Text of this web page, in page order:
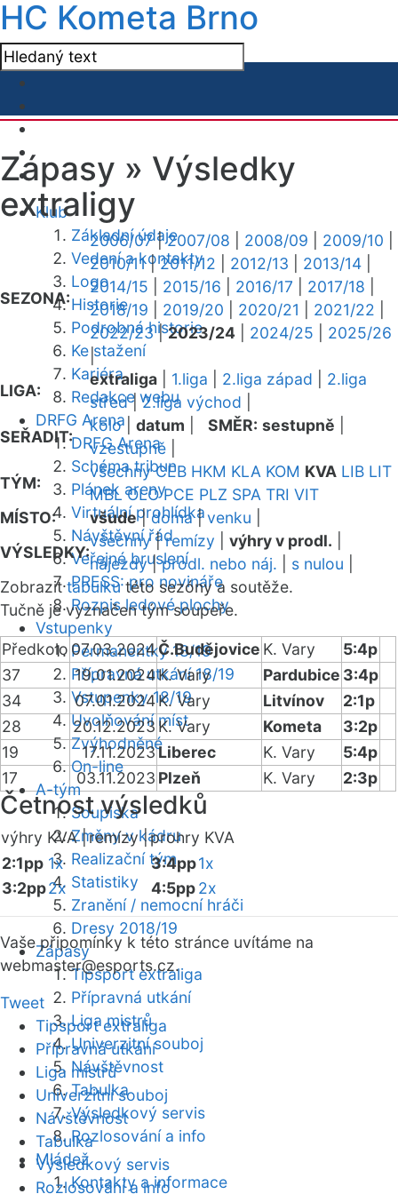
HC Kometa Brno
Klub
Základní údaje
Vedení a kontakty
Logo
Historie
Podrobná historie
Ke stažení
Kariéra
Redakce webu
DRFG Arena
DRFG Arena
Schéma tribun
Plánek areny
Virtuální prohlídka
Návštěvní řád
Veřejné bruslení
PRESS: pro novináře
Rozpis ledové plochy
Vstupenky
Permanentky 18/19
Přípravná utkání 18/19
Vstupenky 18/19
Uvolňování míst
Zvýhodněné
On-line
A-tým
Soupiska
Změny v kádru
Realizační tým
Statistiky
Zranění / nemocní hráči
Dresy 2018/19
Zápasy
Tipsport extraliga
Přípravná utkání
Liga mistrů
Univerzitní souboj
Návštěvnost
Tabulka
Výsledkový servis
Rozlosování a info
Mládež
Kontakty a informace
Zápasy » Výsledky
extraligy
SEZONA:
2006/07|2007/08 2008/09 2009/10
2010/11|2011/12 2012/13 2013/14
2014/15
2015/16 2016/17 2017/18
2018/19
2019/20 2020/21 2021/22
2022/23|2023/24 2024/25
2025/26
|
LIGA:
extraliga 1.liga 2.liga západ
2.liga
střed|2.liga východ
SEŘADIT:
kolo| datum SMĚR: sestupně
vzestupně
TÝM:
všechny CEB HKM KLA KOM KVA LIB LIT
MBL OLO PCE PLZ SPA TRI VIT
MÍSTO:
všude|doma|venku
VÝSLEDKY:
všechny|remízy výhry v prodl.
nájezdy|prodl. nebo náj. s nulou
Zobrazittabulkutéto sezóny a soutěže.
Tučně je vyznačen tým soupeře.
Předkolo 07.03.2024Č.Budějovice K. Vary
5:4p
37
19.01.2024K. Vary Pardubice 3:4p
34
07.01.2024K. Vary Litvínov
2:1p
28
20.12.2023 K. Vary Kometa
3:2p
19
17.11.2023Liberec K. Vary
5:4p
17
03.11.2023 Plzeň K. Vary 2:3p
Četnost výsledků
výhry KVA |remízy |prohry KVA
2:1pp 1x
3:2pp2x
3:4pp1x
4:5pp2x
Vaše připomínky k této stránce uvítáme na
webmaster@esports.cz.
Tweet
Tipsport extraliga
Přípravná utkání
Liga mistrů
Univerzitní souboj
Návštěvnost
Tabulka
Výsledkový servis
Rozlosování a info